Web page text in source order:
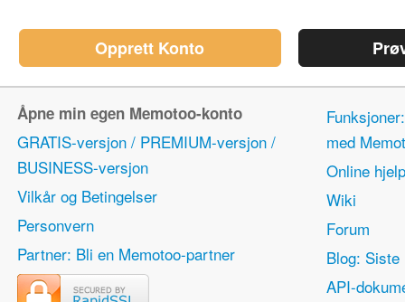
Opprett Konto
Åpne min egen Memotoo-konto
GRATIS-versjon / PREMIUM-versjon /
BUSINESS-versjon
Vilkår og Betingelser
Personvern
Partner: Bli en Memotoo-partner
med
Online hjelp
Wiki
Forum
Blog: Siste
API-